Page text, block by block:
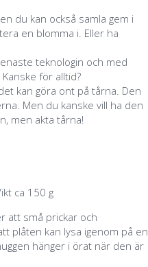
du kan också samla gem i
en blomma i. Eller ha
teknologin och med
för alltid?
kan göra ont på tårna. Den
Men du kanske vill ha den
men akta tårna!
ca 150 g
att små prickar och
plåten kan lysa igenom på en
hänger i örat när den är